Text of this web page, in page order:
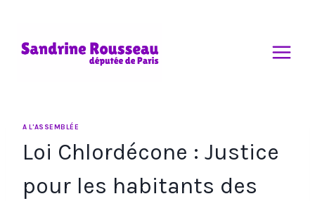
A L'ASSEMBLÉE
Loi Chlordécone : Justice
pour les habitants des